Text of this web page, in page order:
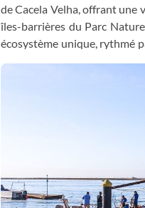
de Cacela Velha, offrant une
îles-barrières du Parc
écosystème unique, rythmé
ensuite l’Écovia, une piste
belles villes de la région.
marais salants et villages